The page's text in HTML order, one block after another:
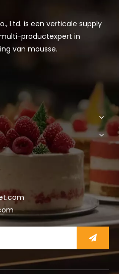
Ltd. is een verticale supply
productexpert in
van mousse.